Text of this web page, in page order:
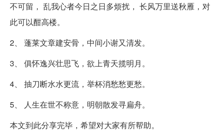
不可留， 乱我心者今日之日多烦扰， 长风万里送秋雁，对
此可以酣高楼。
2、 蓬莱文章建安骨，中间小谢又清发。
3、 俱怀逸兴壮思飞，欲上青天揽明月。
4、 抽刀断水水更流，举杯消愁愁更愁。
5、 人生在世不称意，明朝散发寻扁舟。
本文到此分享完毕，希望对大家有所帮助。